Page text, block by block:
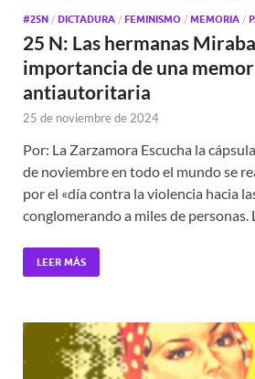
#25N / DICTADURA / FEMINISMO / MEMORIA /
25 N: Las hermanas
importancia de una
antiautoritaria
25 de noviembre de 2024
Por: La Zarzamora Escucha la
de noviembre en todo el mundo se
por el «día contra la violencia hacia
conglomerando a miles de personas.
LEER MÁS